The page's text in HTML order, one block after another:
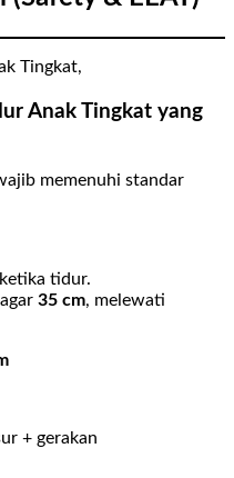
Anak Tingkat yang
memenuhi standar
tidur.
35 cm, melewati
+ gerakan